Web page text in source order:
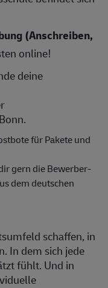
(Anschreiben,
online!
deine
für Pakete und
gern die Bewerber-
dem deutschen
schaffen, in
In dem sich jede
fühlt. Und in